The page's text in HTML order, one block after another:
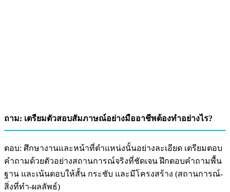
ถาม: เตรียมตัวสอบสัมภาษณ์อย่างมืออาชีพต้องทำอย่างไร?
ตอบ: ศึกษางานและหน้าที่ตำแหน่งนั้นอย่างละเอียด เตรียมตอบ
คำถามด้วยตัวอย่างสถานการณ์จริงที่ชัดเจน ฝึกตอบคำถามพื้น
ฐาน และเน้นตอบให้สั้น กระชับ และมีโครงสร้าง (สถานการณ์-
สิ่งที่ทำ-ผลลัพธ์)